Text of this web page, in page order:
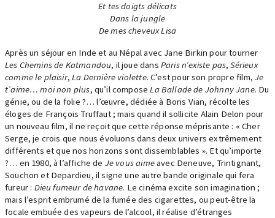
Et tes doigts délicats
Dans la jungle
De mes cheveux Lisa
Après un séjour en Inde et au Népal avec Jane Birkin pour tourner
Les Chemins de Katmandou, il joue dans Paris n’existe pas,Sérieux
comme le plaisir,La Dernière violette. C’est pour son propre film,Je
t’aime… moi non plus, qu’il composeLa Ballade de Johnny Jane. Du
génie, ou de la folie ?… l’œuvre, dédiée à Boris Vian, récolte les
éloges de François Truffaut ; mais quand il sollicite Alain Delon pour
un nouveau film, il ne reçoit que cette réponse méprisante : « Cher
Serge, je crois que nous évoluons dans deux univers extrêmement
différents et que nos horizons sont dissemblables ». Et qu’importe
?… en 1980, à l’affiche de Je vous aimeavec Deneuve, Trintignant,
Souchon et Depardieu, il signe une autre bande originale qui fera
fureur : Dieu fumeur de havane. Le cinéma excite son imagination ;
mais l’esprit embrumé de la fumée des cigarettes, ou peut-être la
focale embuée des vapeurs de l’alcool, il réalise d’étranges